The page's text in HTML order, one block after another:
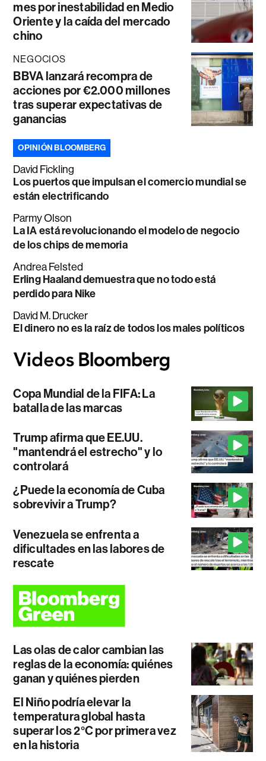
mes por inestabilidad en Medio
Oriente y la caída del mercado
chino
NEGOCIOS
BBVA lanzará recompra de
acciones por €2.000 millones
tras superar expectativas de
ganancias
OPINIÓN BLOOMBERG
David Fickling
Los puertos que impulsan el comercio mundial se
están electrificando
Parmy Olson
La IA está revolucionando el modelo de negocio
de los chips de memoria
Andrea Felsted
Erling Haaland demuestra que no todo está
perdido para Nike
David M. Drucker
El dinero no es la raíz de todos los males políticos
Copa Mundial de la FIFA: La
batalla de las marcas
Trump afirma que EE.UU.
"mantendrá el estrecho" y lo
controlará
¿Puede la economía de Cuba
sobrevivir a Trump?
Venezuela se enfrenta a
dificultades en las labores de
rescate
Las olas de calor cambian las
reglas de la economía: quiénes
ganan y quiénes pierden
El Niño podría elevar la
temperatura global hasta
superar los 2°C por primera vez
en la historia